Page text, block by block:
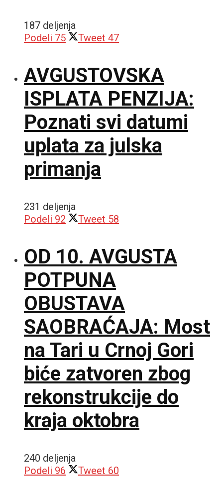
187 deljenja
Podeli 75 Tweet 47
AVGUSTOVSKA
ISPLATA PENZIJA:
Poznati svi datumi
uplata za julska
primanja
231 deljenja
Podeli 92 Tweet 58
OD 10. AVGUSTA
POTPUNA
OBUSTAVA
SAOBRAĆAJA: Most
na Tari u Crnoj Gori
biće zatvoren zbog
rekonstrukcije do
kraja oktobra
240 deljenja
Podeli 96 Tweet 60